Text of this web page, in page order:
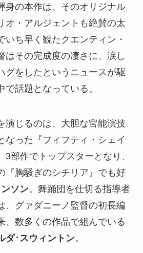
身の本作は、そのオリジナル
オ・アルジェントも絶賛の太
いち早く観たクエンティン・
はその完成度の凄さに、涙し
グをしたというニュースが駆
話題となっている。
演じるのは、大胆な官能演技
なった『フィフティ・シェイ
3部作でトップスターとなり、
『胸騒ぎのシチリア』でも好
ソン。舞踊団を仕切る指導者
、グァダニーノ監督の初長編
、数多くの作品で組んでいる
ダ･スウィントン。